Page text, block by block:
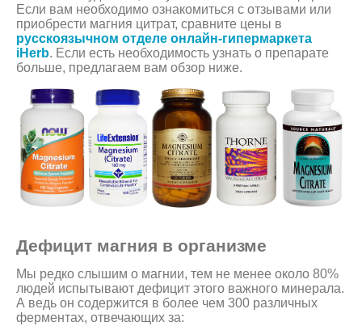
Если вам необходимо ознакомиться с отзывами или
приобрести магния цитрат, сравните цены в
русскоязычном отделе онлайн-гипермаркета
iHerb. Если есть необходимость узнать о препарате
больше, предлагаем вам обзор ниже.
Дефицит магния в организме
Мы редко слышим о магнии, тем не менее около 80%
людей испытывают дефицит этого важного минерала.
А ведь он содержится в более чем 300 различных
ферментах, отвечающих за: